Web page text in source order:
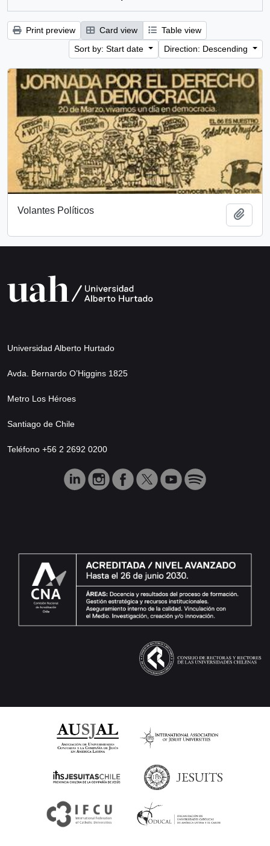
Print preview Card view
Table view
Sort by: Start date
Direction: Descending
Volantes Políticos
Universidad Alberto Hurtado
Avda. Bernardo O’Higgins 1825
Metro Los Héroes
Santiago de Chile
Teléfono +56 2 2692 0200